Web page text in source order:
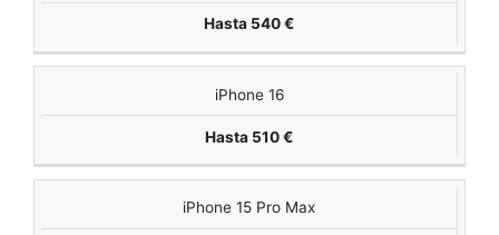
Hasta 540 €
iPhone 16
Hasta 510 €
iPhone 15 Pro Max